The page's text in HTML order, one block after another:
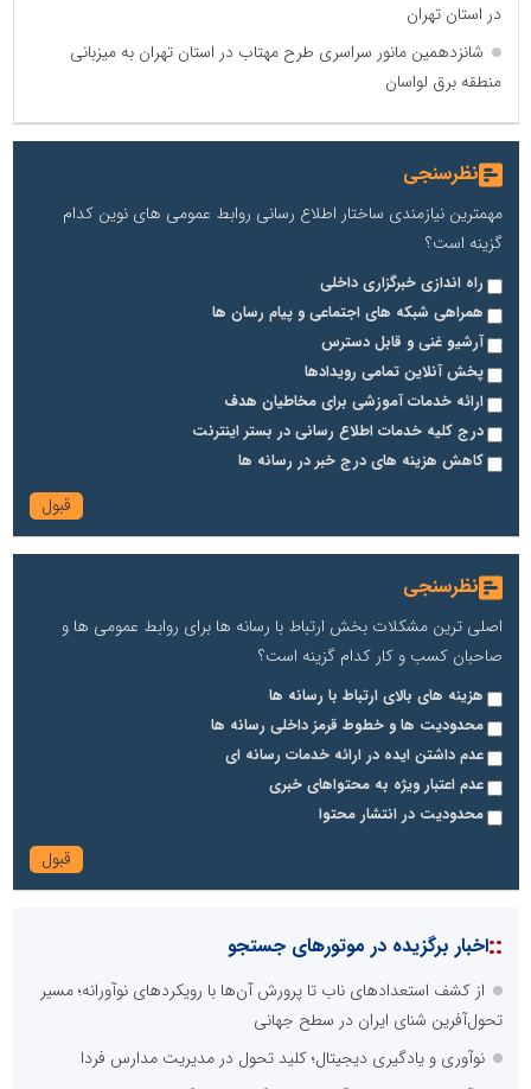
در استان تهران
شانزدهمین مانور سراسری طرح مهتاب در استان تهران به میزبانی
منطقه برق لواسان
نظرسنجی
مهمترین نیازمندی ساختار اطلاع رسانی روابط عمومی های نوین کدام
گزینه است؟
راه اندازی خبرگزاری داخلی
همراهی شبکه های اجتماعی و پیام رسان ها
آرشیو غنی و قابل دسترس
پخش آنلاین تمامی رویدادها
ارائه خدمات آموزشی برای مخاطیان هدف
درج کلیه خدمات اطلاع رسانی در بستر اینترنت
کاهش هزینه های درج خبر در رسانه ها
نظرسنجی
اصلی ترین مشکلات بخش ارتباط با رسانه ها برای روابط عمومی ها و
صاحبان کسب و کار کدام گزینه است؟
هزینه های بالای ارتباط با رسانه ها
محدودیت ها و خطوط قرمز داخلی رسانه ها
عدم داشتن ایده در ارائه خدمات رسانه ای
عدم اعتبار ویژه به محتواهای خبری
محدودیت در انتشار محتوا
::اخبار برگزیده در موتورهای جستجو
از کشف استعدادهای ناب تا پرورش آن‌ها با رویکردهای نوآورانه؛ مسیر
تحول‌آفرین شنای ایران در سطح جهانی
نوآوری و یادگیری دیجیتال؛ کلید تحول در مدیریت مدارس فردا